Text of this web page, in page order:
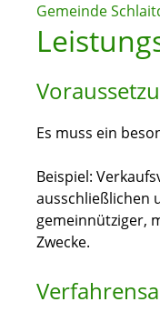
Gemeinde
Es muss ein
Beispiel:
ausschließlichen
gemeinnütziger,
Zwecke.